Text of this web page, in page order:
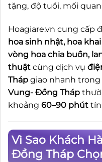
tặng, độ tuổi, mối
Hoagiare.vn cung cấp
hoa sinh nhật, hoa
vòng hoa chia buồn,
thuật cùng dịch vụ
Tháp giao nhanh trong
Vung- Đồng Tháp
khoảng 60–90 phút
Vì Sao Khách
Đồng Tháp